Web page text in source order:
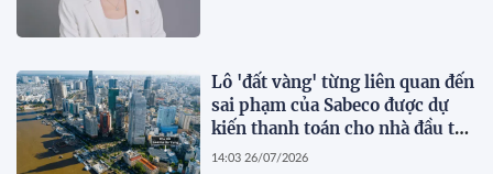
Lô 'đất vàng' từng liên quan đến
sai phạm của Sabeco được dự
kiến thanh toán cho nhà đầu tư
dự án cầu Cần Giờ
14:03 26/07/2026